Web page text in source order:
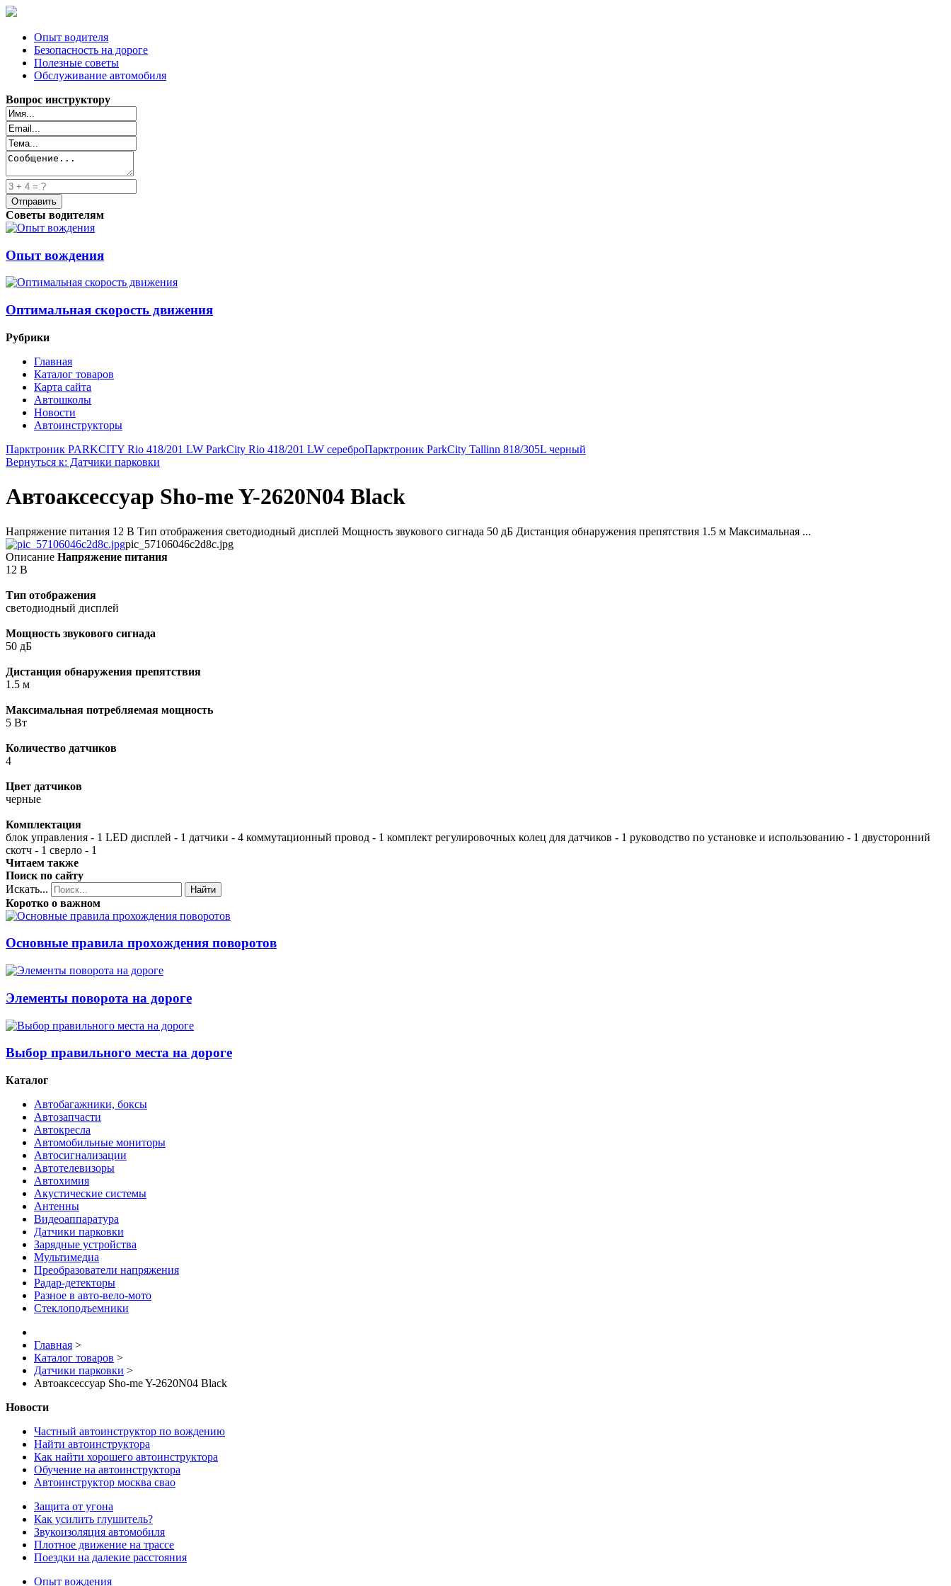
Опыт водителя
Безопасность на дороге
Полезные советы
Обслуживание автомобиля
Вопрос инструктору
Советы водителям
Опыт вождения
Оптимальная скорость движения
Рубрики
Главная
Каталог товаров
Карта сайта
Автошколы
Новости
Автоинструкторы
Парктроник PARKCITY Rio 418/201 LW ParkCity Rio 418/201 LW сереброПарктроник ParkCity Tallinn 818/305L черный
Вернуться к: Датчики парковки
Автоаксессуар Sho-me Y-2620N04 Black
Напряжение питания 12 В Тип отображения светодиодный дисплей Мощность звукового сигнада 50 дБ Дистанция обнаружения препятствия 1.5 м Максимальная ...
pic_57106046c2d8c.jpg
Описание Напряжение питания
12 В
Тип отображения
светодиодный дисплей
Мощность звукового сигнада
50 дБ
Дистанция обнаружения препятствия
1.5 м
Максимальная потребляемая мощность
5 Вт
Количество датчиков
4
Цвет датчиков
черные
Комплектация
блок управления - 1 LED дисплей - 1 датчики - 4 коммутационный провод - 1 комплект регулировочных колец для датчиков - 1 руководство по установке и использованию - 1 двусторонний
скотч - 1 сверло - 1
Читаем также
Поиск по сайту
Искать...
Найти
Коротко о важном
Основные правила прохождения поворотов
Элементы поворота на дороге
Выбор правильного места на дороге
Каталог
Автобагажники, боксы
Автозапчасти
Автокресла
Автомобильные мониторы
Автосигнализации
Автотелевизоры
Автохимия
Акустические системы
Антенны
Видеоаппаратура
Датчики парковки
Зарядные устройства
Мультимедиа
Преобразователи напряжения
Радар-детекторы
Разное в авто-вело-мото
Стеклоподъемники
Главная >
Каталог товаров >
Датчики парковки >
Автоаксессуар Sho-me Y-2620N04 Black
Новости
Частный автоинструктор по вождению
Найти автоинструктора
Как найти хорошего автоинструктора
Обучение на автоинструктора
Автоинструктор москва свао
Защита от угона
Как усилить глушитель?
Звукоизоляция автомобиля
Плотное движение на трассе
Поездки на далекие расстояния
Опыт вождения